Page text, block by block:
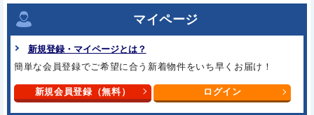
マイページ
新規登録・マイページとは？
簡単な会員登録でご希望に合う 新着物件をいち早くお届け！
新規会員登録（無料） ログイン